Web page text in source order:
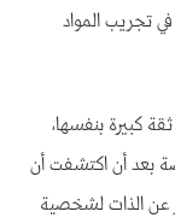
تجريب المواد
كبيرة بنفسها،
بعد أن اكتشفت أن
عن الذات لشخصية